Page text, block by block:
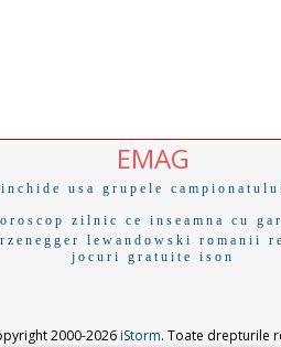
EMAG
inchide usa grupele
zilnic ce inseamna cu
lewandowski romanii
jocuri gratuite
ison
2000-2026iStorm. Toate drepturile